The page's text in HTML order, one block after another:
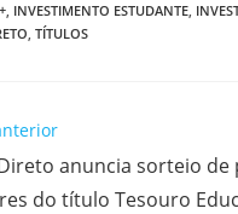
INVESTIMENTO ESTUDANTE
TÍTULOS
anuncia sorteio de
do título Tesouro